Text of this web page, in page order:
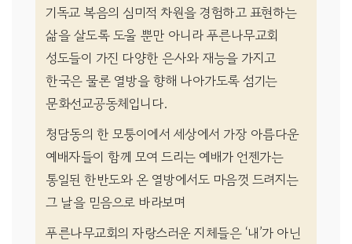
기독교 복음의 심미적 차원을 경험하고 표현하는
삶을 살도록 도울 뿐만 아니라 푸른나무교회
성도들이 가진 다양한 은사와 재능을 가지고
한국은 물론 열방을 향해 나아가도록 섬기는
문화선교공동체입니다.
청담동의 한 모퉁이에서 세상에서 가장 아름다운
예배자들이 함께 모여 드리는 예배가 언젠가는
통일된 한반도와 온 열방에서도 마음껏 드려지는
그 날을 믿음으로 바라보며
푸른나무교회의 자랑스러운 지체들은 ‘내’가 아닌